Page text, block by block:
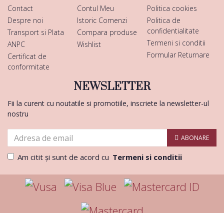
Contact
Despre noi
Transport si Plata
ANPC
Certificat de
conformitate
Contul Meu
Istoric Comenzi
Compara produse
Wishlist
Politica cookies
Politica de
confidentialitate
Termeni si conditii
Formular Returnare
NEWSLETTER
Fii la curent cu noutatile si promotiile, inscriete la newsletter-ul
nostru
ABONARE
Am citit şi sunt de acord cu Termeni si conditii